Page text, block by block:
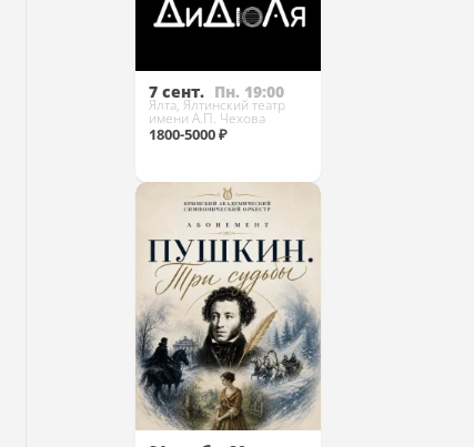
7 сент. Пн. 19:00
Ялта, Ялтинский театр
имени А.П. Чехова
1800-5000 ₽
Купить